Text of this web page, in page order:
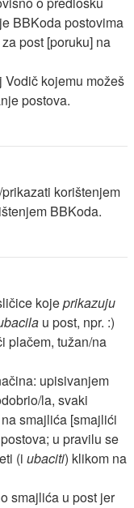
BBKoda postovima
post [poruku] na
kojemu možeš
postova.
korištenjem
BBKoda.
kojeprikazuju
u post, npr. :)
plačem, tužan/na
upisivanjem
la, svaki
smajlića [smajlići
u pravilu se
(i ubaciti) klikom na
smajlića u post jer